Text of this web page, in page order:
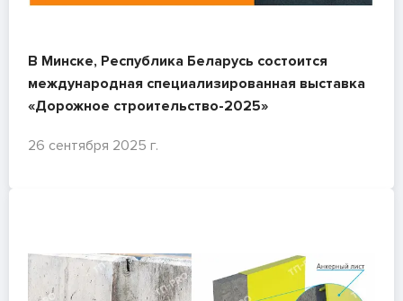
В Минске, Республика Беларусь состоится
международная специализированная выставка
«Дорожное строительство-2025»
26 сентября 2025 г.